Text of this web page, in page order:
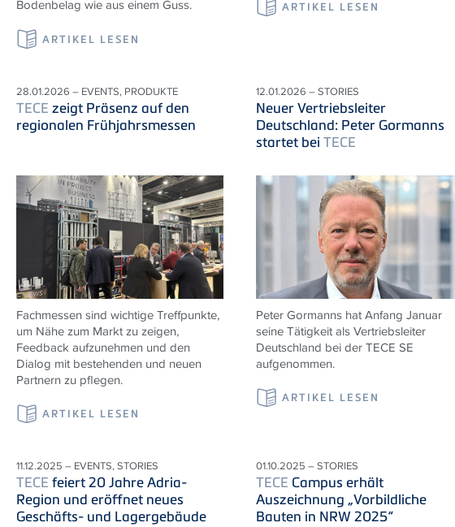
Bodenbelag wie aus einem Guss.
ARTIKEL LESEN
ARTIKEL LESEN
28.01.2026 – EVENTS, PRODUKTE
TECE zeigt Präsenz auf den
regionalen Frühjahrsmessen
Fachmessen sind wichtige Treffpunkte,
um Nähe zum Markt zu zeigen,
Feedback aufzunehmen und den
Dialog mit bestehenden und neuen
Partnern zu pflegen.
ARTIKEL LESEN
12.01.2026 – STORIES
Neuer Vertriebsleiter
Deutschland: Peter Gormanns
startet bei TECE
Peter Gormanns hat Anfang Januar
seine Tätigkeit als Vertriebsleiter
Deutschland bei derTECE SE
aufgenommen.
ARTIKEL LESEN
11.12.2025 – EVENTS, STORIES
TECE feiert 20 Jahre Adria-
Region und eröffnet neues
Geschäfts- und Lagergebäude
01.10.2025 – STORIES
TECE Campus erhält
Auszeichnung „Vorbildliche
Bauten in NRW 2025“